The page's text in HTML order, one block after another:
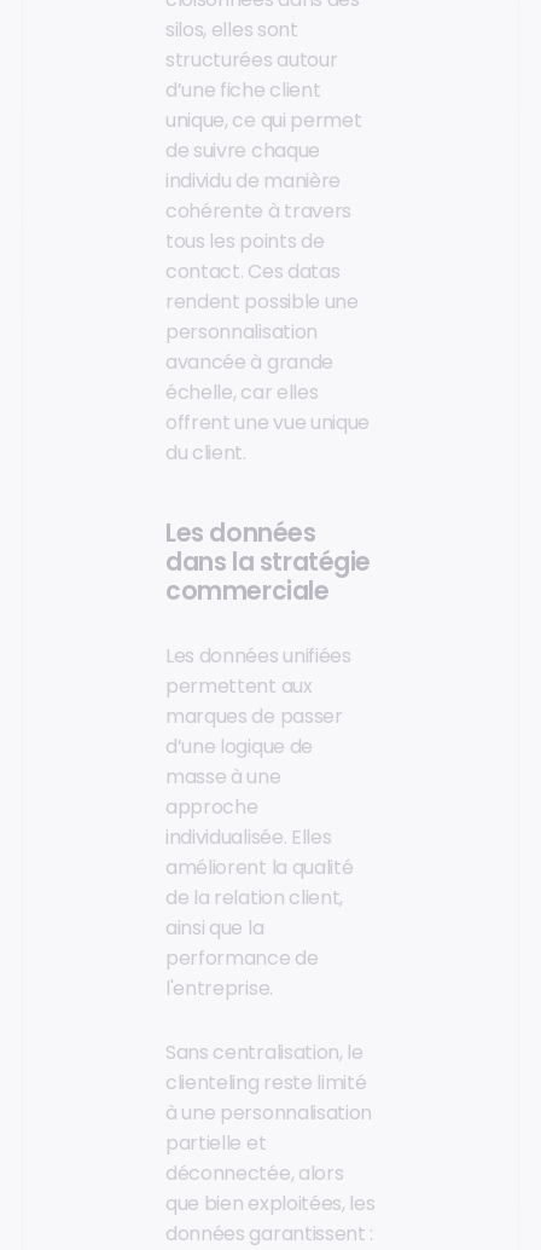
silos, elles sont
structurées autour
d’une fiche client
unique, ce qui permet
de suivre chaque
individu de manière
cohérente à travers
tous les points de
contact. Ces datas
rendent possible une
personnalisation
avancée à grande
échelle, car elles
offrent une vue unique
du client.
Les données
dans la stratégie
commerciale
Les données unifiées
permettent aux
marques de passer
d’une logique de
masse à une
approche
individualisée. Elles
améliorent la qualité
de la relation client,
ainsi que la
performance de
l'entreprise.
Sans centralisation, le
clienteling reste limité
à une personnalisation
partielle et
déconnectée, alors
que bien exploitées, les
données garantissent :